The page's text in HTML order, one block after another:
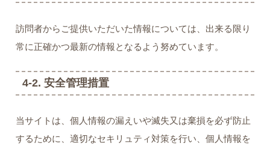
訪問者からご提供いただいた情報については、出来る限り
常に正確かつ最新の情報となるよう努めています。
4-2. 安全管理措置
当サイトは、個人情報の漏えいや滅失又は棄損を必ず防止
するために、適切なセキリュティ対策を行い、個人情報を